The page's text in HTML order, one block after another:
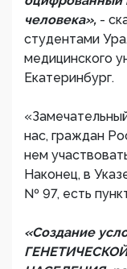
человека», -
студентами
медицинского
Екатеринбург.
нас, граждан
нем
Наконец, в
№ 97, есть
«Создание